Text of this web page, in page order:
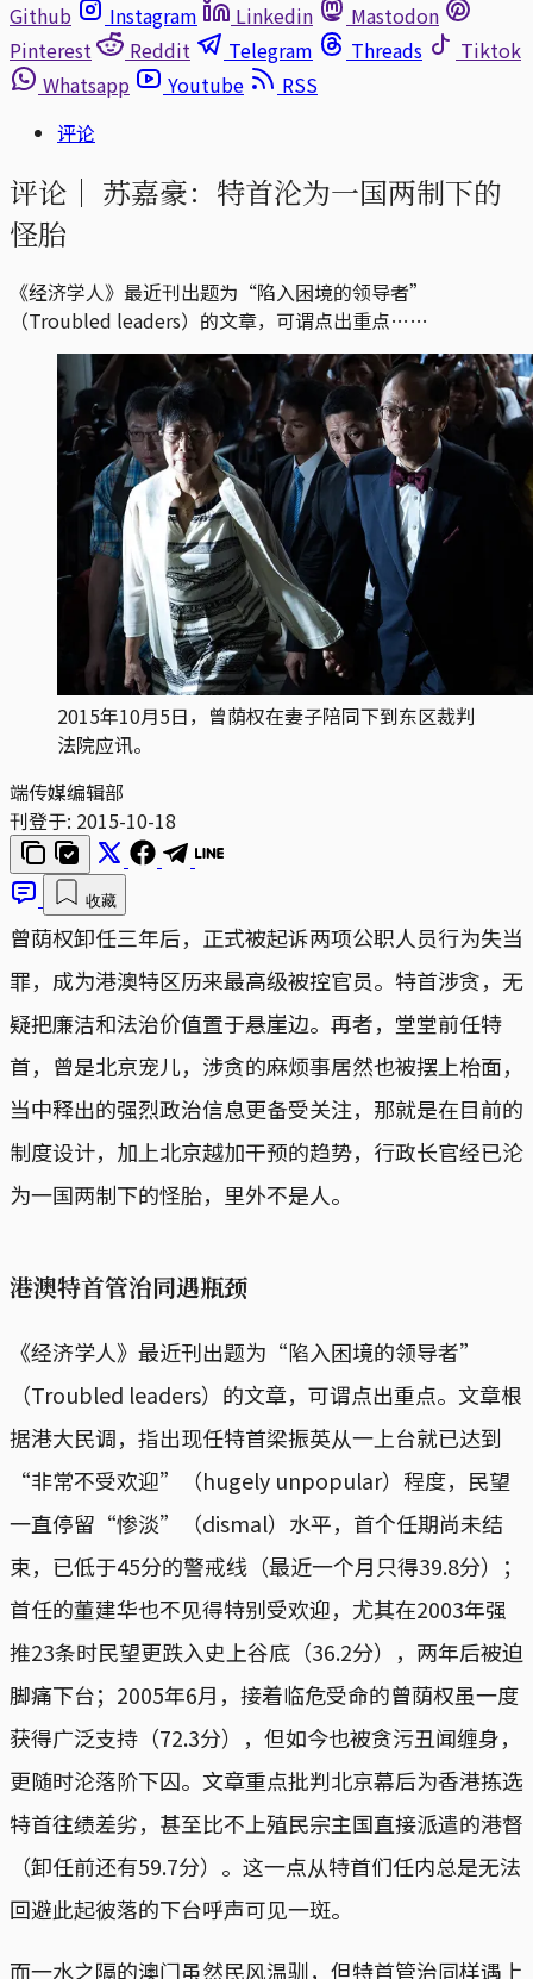
Github
Instagram Linkedin
Mastodon
Pinterest
Reddit Telegram Threads
Tiktok
Whatsapp
Youtube
RSS
评论
评论｜ 苏嘉豪：特首沦为一国两制下的
怪胎
《经济学人》最近刊出题为“陷入困境的领导者”
（Troubled leaders）的文章，可谓点出重点……
2015年10月5日，曾荫权在妻子陪同下到东区裁判
法院应讯。
端传媒编辑部
刊登于: 2015-10-18
收藏
曾荫权卸任三年后，正式被起诉两项公职人员行为失当
罪，成为港澳特区历来最高级被控官员。特首涉贪，无
疑把廉洁和法治价值置于悬崖边。再者，堂堂前任特
首，曾是北京宠儿，涉贪的麻烦事居然也被摆上枱面，
当中释出的强烈政治信息更备受关注，那就是在目前的
制度设计，加上北京越加干预的趋势，行政长官经已沦
为一国两制下的怪胎，里外不是人。
港澳特首管治同遇瓶颈
《经济学人》最近刊出题为“陷入困境的领导者”
（Troubled leaders）的文章，可谓点出重点。文章根
据港大民调，指出现任特首梁振英从一上台就已达到
“非常不受欢迎”（hugely unpopular）程度，民望
一直停留“惨淡”（dismal）水平，首个任期尚未结
束，已低于45分的警戒线（最近一个月只得39.8分）；
首任的董建华也不见得特别受欢迎，尤其在2003年强
推23条时民望更跌入史上谷底（36.2分），两年后被迫
脚痛下台；2005年6月，接着临危受命的曾荫权虽一度
获得广泛支持（72.3分），但如今也被贪污丑闻缠身，
更随时沦落阶下囚。文章重点批判北京幕后为香港拣选
特首往绩差劣，甚至比不上殖民宗主国直接派遣的港督
（卸任前还有59.7分）。这一点从特首们任内总是无法
回避此起彼落的下台呼声可见一斑。
而一水之隔的澳门虽然民风温驯，但特首管治同样遇上